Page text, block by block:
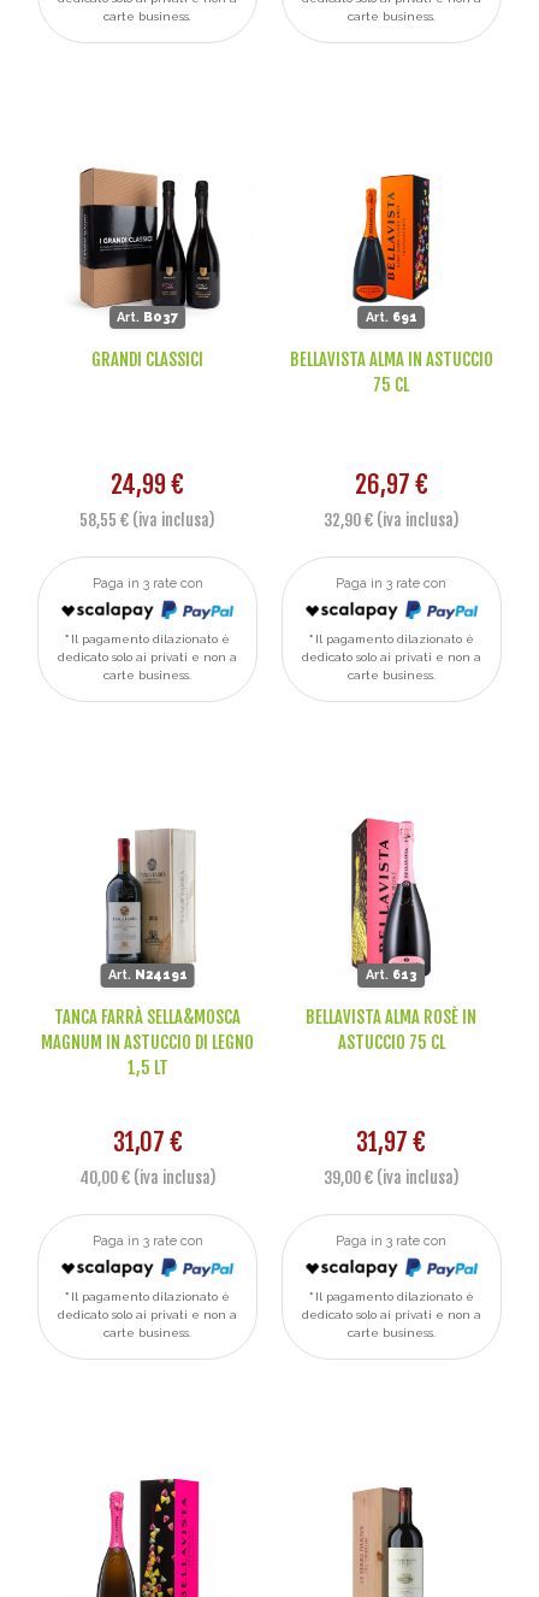
carte business.
carte business.
Art. B037
GRANDI CLASSICI
24,99 €
58,55 € (iva inclusa)
Paga in 3 rate con
Il pagamento dilazionato è
dedicato solo ai privati e non a
carte business.
Art. 691
BELLAVISTA ALMA IN ASTUCCIO
75 CL
26,97 €
32,90 € (iva inclusa)
Paga in 3 rate con
Il pagamento dilazionato è
dedicato solo ai privati e non a
carte business.
Art. N24191
TANCA FARRÀ SELLA&MOSCA
MAGNUM IN ASTUCCIO DI LEGNO
1,5 LT
31,07 €
40,00 € (iva inclusa)
Paga in 3 rate con
Il pagamento dilazionato è
dedicato solo ai privati e non a
carte business.
Art. 613
BELLAVISTA ALMA ROSÈ IN
ASTUCCIO 75 CL
31,97 €
39,00 € (iva inclusa)
Paga in 3 rate con
Il pagamento dilazionato è
dedicato solo ai privati e non a
carte business.